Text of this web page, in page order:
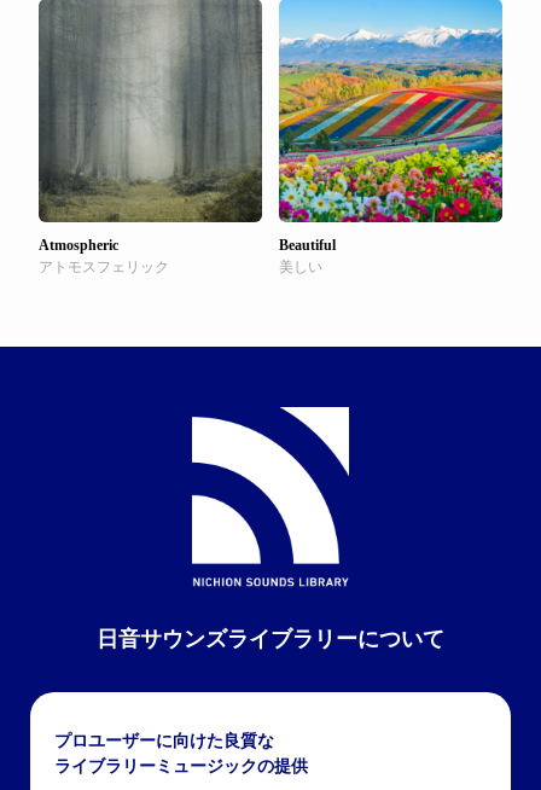
Atmospheric
アトモスフェリック
Beautiful
美しい
日音サウンズライブラリーについて
プロユーザーに向けた良質な
ライブラリーミュージックの提供